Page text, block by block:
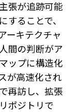
張が追跡可能
することで、
ーキテクチャ
間の判断がア
ップに構造化
が高速化され
再訪し、拡張
ポジトリで